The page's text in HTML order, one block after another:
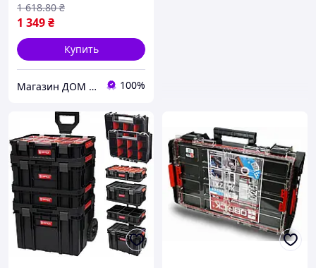
1 349₴
1 618.80 ₴
Купить
Магазин ДОМ КОМФОРТА 100%